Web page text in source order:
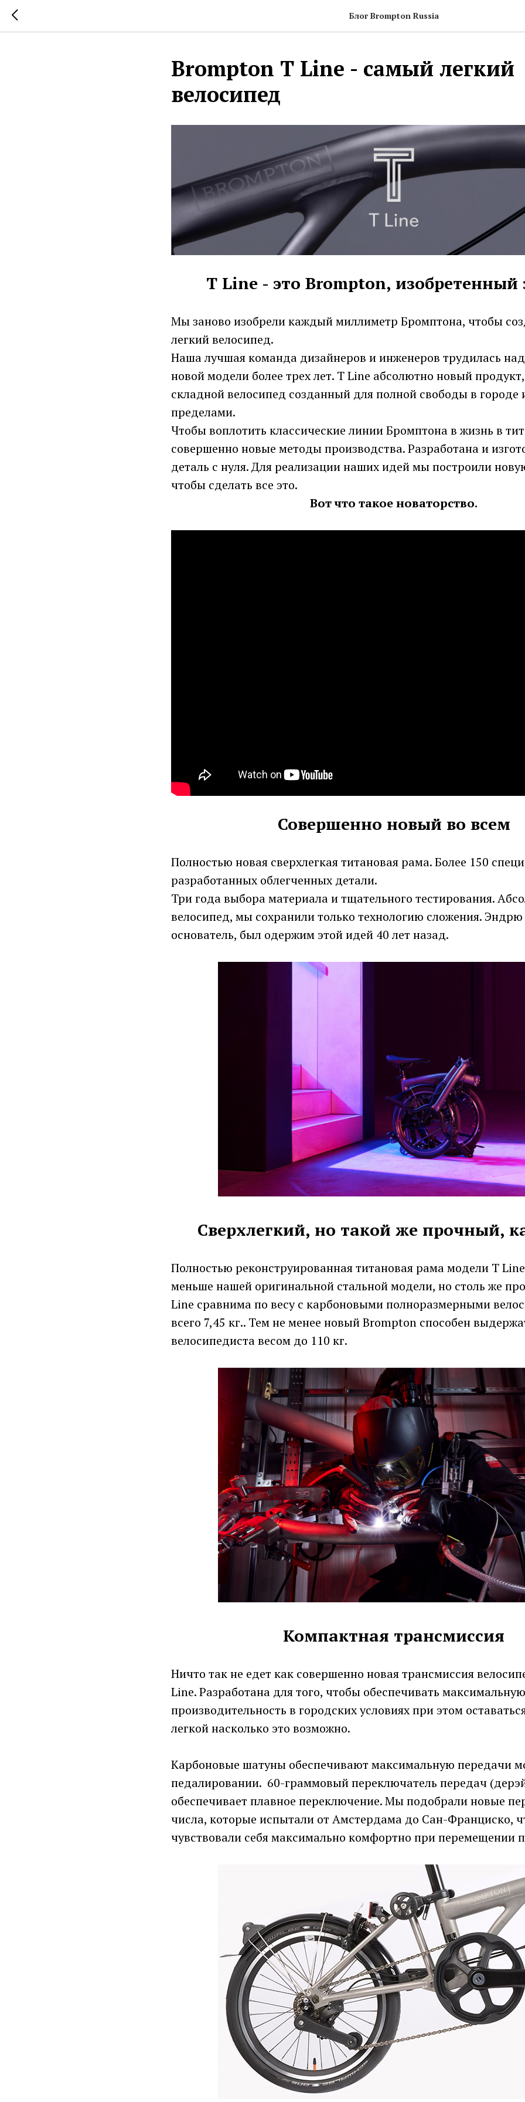
Блог Brompton Russia
Brompton T Line - самый легкий
велосипед
T Line - это Brompton, изобретенный
Мы заново изобрели каждый миллиметр Бромптона, чтобы
легкий велосипед.
Наша лучшая команда дизайнеров и инженеров трудилась
новой модели более трех лет. T Line абсолютно новый
складной велосипед созданный для полной свободы в городе
пределами.
Чтобы воплотить классические линии Бромптона в жизнь в
совершенно новые методы производства. Разработана и
деталь с нуля. Для реализации наших идей мы построили
чтобы сделать все это.
Вот что такое новаторство.
Совершенно новый во всем
Полностью новая сверхлегкая титановая рама. Более 150
разработанных облегченных детали.
Три года выбора материала и тщательного тестирования.
велосипед, мы сохранили только технологию сложения.
основатель, был одержим этой идей 40 лет назад.
Сверхлегкий, но такой же прочный,
Полностью реконструированная титановая рама модели T
меньше нашей оригинальной стальной модели, но столь же
Line сравнима по весу с карбоновыми полноразмерными
всего 7,45 кг.. Тем не менее новый Brompton способен
велосипедиста весом до 110 кг.
Компактная трансмиссия
Ничто так не едет как совершенно новая трансмиссия
Line. Разработана для того, чтобы обеспечивать максимальную
производительность в городских условиях при этом
легкой насколько это возможно.
Карбоновые шатуны обеспечивают максимальную передачи
педалировании. 60-граммовый переключатель передач
обеспечивает плавное переключение. Мы подобрали новые
числа, которые испытали от Амстердама до Сан-Франциско,
чувствовали себя максимально комфортно при перемещении